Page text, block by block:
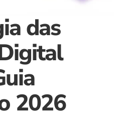
das
2026